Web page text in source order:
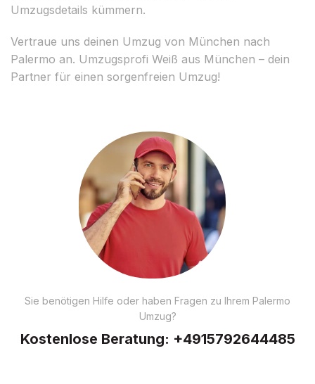
Umzugsdetails kümmern.
Vertraue uns deinen Umzug von München nach
Palermo an. Umzugsprofi Weiß aus München – dein
Partner für einen sorgenfreien Umzug!
Sie benötigen Hilfe oder haben Fragen zu Ihrem Palermo
Umzug?
Kostenlose Beratung: +4915792644485